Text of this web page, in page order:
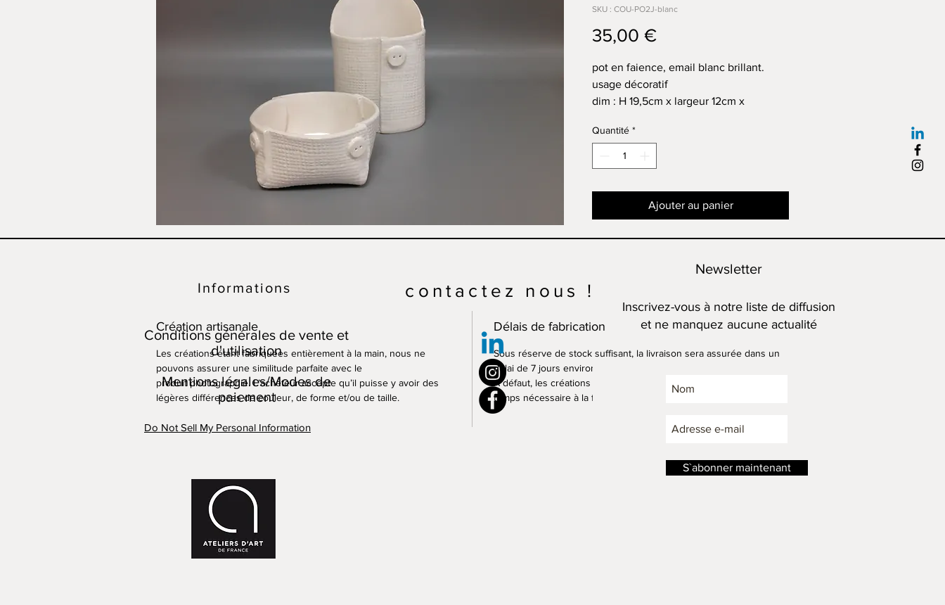
SKU : COU-PO2J-blanc
35,00 €Prix
pot en faience, email blanc brillant.
usage décoratif
dim : H 19,5cm x largeur 12cm x
Quantité *
Ajouter au panier
Création artisanale
Les créations étant fabriquées entièrement à la main, nous ne
pouvons assurer une similitude parfaite avec le
produit photographié. L’acheteur accepte qu’il puisse y avoir des
légères différences de couleur, de forme et/ou de taille.
Délais de fabrication
Sous réserve de stock suffisant, la livraison sera assurée dans un
délai de 7 jours environ.
A défaut, les créations seront disponibles sous 3 semaines environ,
temps nécessaire à la fabrication artisanale des produits.
Informations
Conditions générales de vente et
d'utilisation
Mentions légales/Modes de
paiement
Do Not Sell My Personal Information
contactez nous !
Newsletter
Inscrivez-vous à notre liste de diffusion
et ne manquez aucune actualité
S`abonner maintenant